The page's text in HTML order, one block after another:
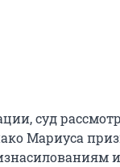
суд
Мариуса